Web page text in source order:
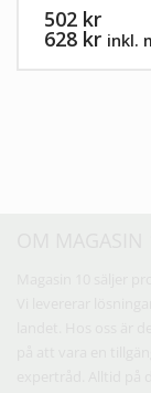
502 kr
628 kr inkl.